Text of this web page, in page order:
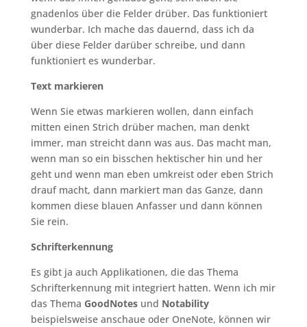
gnadenlos über die Felder drüber. Das funktioniert
wunderbar. Ich mache das dauernd, dass ich da
über diese Felder darüber schreibe, und dann
funktioniert es wunderbar.
Text markieren
Wenn Sie etwas markieren wollen, dann einfach
mitten einen Strich drüber machen, man denkt
immer, man streicht dann was aus. Das macht man,
wenn man so ein bisschen hektischer hin und her
geht und wenn man eben umkreist oder eben Strich
drauf macht, dann markiert man das Ganze, dann
kommen diese blauen Anfasser und dann können
Sie rein.
Schrifterkennung
Es gibt ja auch Applikationen, die das Thema
Schrifterkennung mit integriert hatten. Wenn ich mir
das Thema GoodNotesund Notability
beispielsweise anschaue oder OneNote, können wir